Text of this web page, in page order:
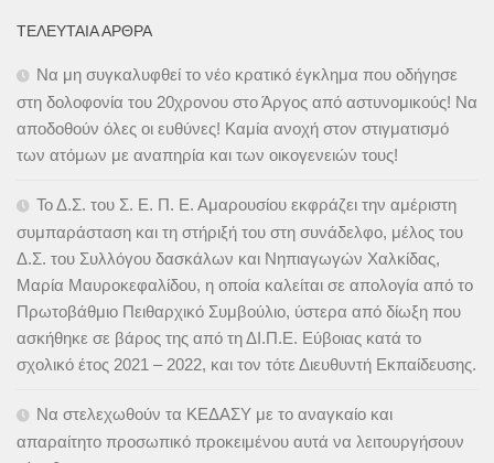
ΤΕΛΕΥΤΑΊΑ ΆΡΘΡΑ
Να μη συγκαλυφθεί το νέο κρατικό έγκλημα που οδήγησε
στη δολοφονία του 20χρονου στο Άργος από αστυνομικούς! Να
αποδοθούν όλες οι ευθύνες! Καμία ανοχή στον στιγματισμό
των ατόμων με αναπηρία και των οικογενειών τους!
Το Δ.Σ. του Σ. Ε. Π. Ε. Αμαρουσίου εκφράζει την αμέριστη
συμπαράσταση και τη στήριξή του στη συνάδελφο, μέλος του
Δ.Σ. του Συλλόγου δασκάλων και Νηπιαγωγών Χαλκίδας,
Μαρία Μαυροκεφαλίδου, η οποία καλείται σε απολογία από το
Πρωτοβάθμιο Πειθαρχικό Συμβούλιο, ύστερα από δίωξη που
ασκήθηκε σε βάρος της από τη ΔΙ.Π.Ε. Εύβοιας κατά το
σχολικό έτος 2021 – 2022, και τον τότε Διευθυντή Εκπαίδευσης.
Να στελεχωθούν τα ΚΕΔΑΣΥ με το αναγκαίο και
απαραίτητο προσωπικό προκειμένου αυτά να λειτουργήσουν